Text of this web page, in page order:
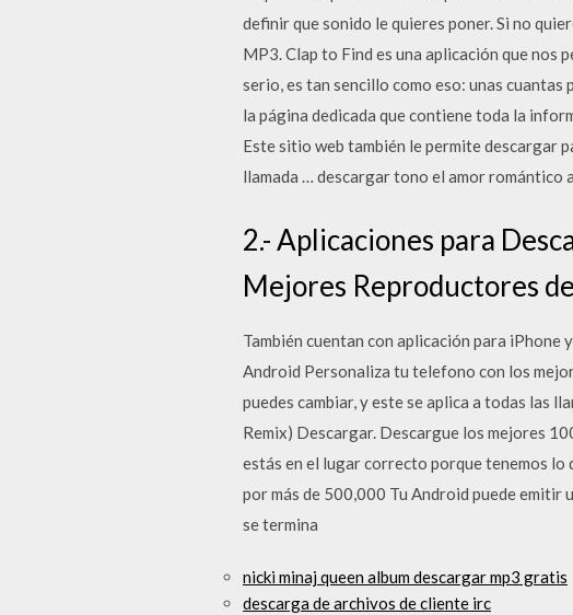
definir que sonido le quieres poner. Si no
MP3. Clap to Find es una aplicación que
serio, es tan sencillo como eso: unas
la página dedicada que contiene toda la
Este sitio web también le permite descargar
llamada … descargar tono el amor
2.- Aplicaciones para
Mejores Reproductores
También cuentan con aplicación para iPhone
Android Personaliza tu telefono con los
puedes cambiar, y este se aplica a todas las
Remix) Descargar. Descargue los mejores
estás en el lugar correcto porque tenemos lo
por más de 500,000 Tu Android puede emitir
se termina
nicki minaj queen album descargar mp3 gratis
descarga de archivos de cliente irc